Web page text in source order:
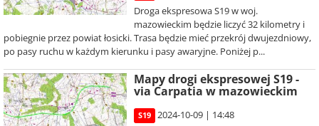
Droga ekspresowa S19 w woj.
mazowieckim będzie liczyć 32 kilometry i
pobiegnie przez powiat łosicki. Trasa będzie mieć przekrój dwujezdniowy,
po pasy ruchu w każdym kierunku i pasy awaryjne. Poniżej p...
Mapy drogi ekspresowej S19 -
via Carpatia w mazowieckim
S19
2024-10-09 | 14:48